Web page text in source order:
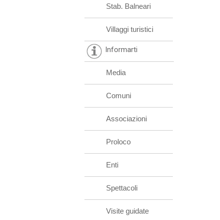
Stab. Balneari
Villaggi turistici
Informarti
Media
Comuni
Associazioni
Proloco
Enti
Spettacoli
Visite guidate